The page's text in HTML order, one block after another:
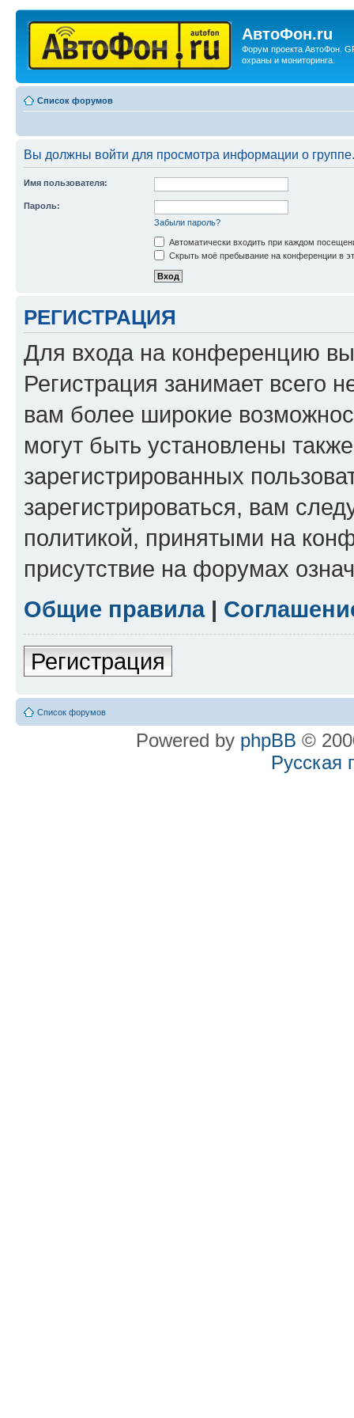
АвтоФон.ru
Форум проекта АвтоФон.
охраны и мониторинга.
Список форумов
Вы должны войти для просмотра информации о группе.
Имя пользователя:
Пароль:
Забыли пароль?
Автоматически входить при каждом
Скрыть моё пребывание на конференции в
РЕГИСТРАЦИЯ
Для входа на конференцию
Регистрация занимает всего
вам более широкие
могут быть установлены
зарегистрированных
зарегистрироваться, вам
политикой, принятыми на
присутствие на форумах
Общие правила|
Регистрация
Список форумов
Powered by phpBB ©
Русская